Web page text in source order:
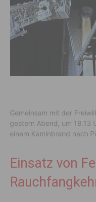
Gemeinsam mit der
gestern Abend, um 18.13
einem Kaminbrand nach
Einsatz von